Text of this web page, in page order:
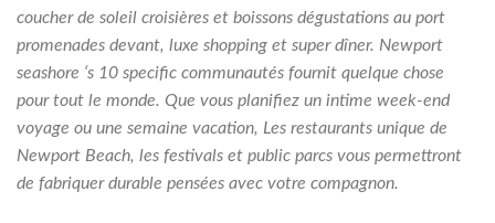
coucher de soleil croisières et boissons dégustations au port
promenades devant, luxe shopping et super dîner. Newport
seashore ‘s 10 specific communautés fournit quelque chose
pour tout le monde. Que vous planifiez un intime week-end
voyage ou une semaine vacation, Les restaurants unique de
Newport Beach, les festivals et public parcs vous permettront
de fabriquer durable pensées avec votre compagnon.